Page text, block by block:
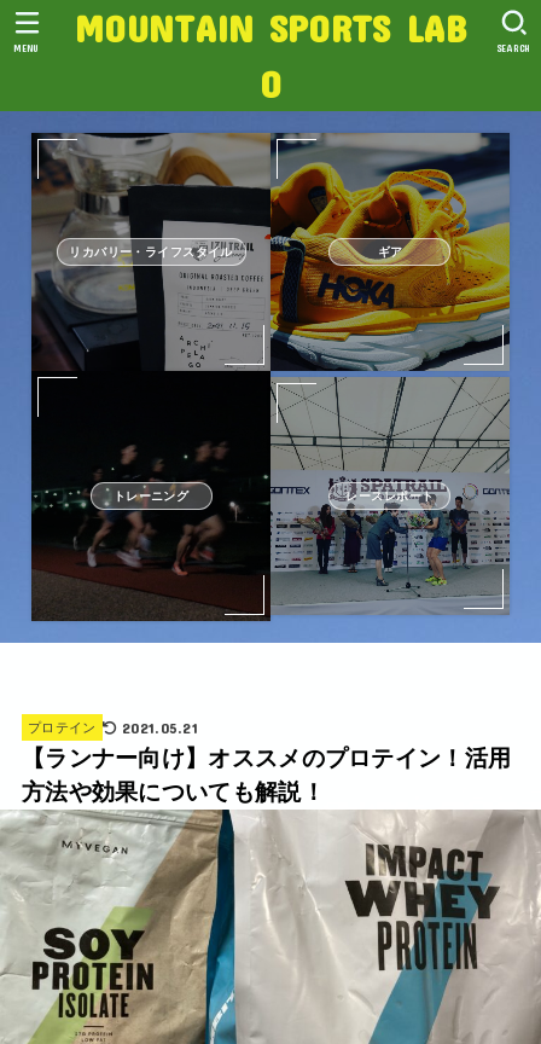
MOUNTAIN SPORTS LAB
O
SEARCH
MENU
リカバリー・ライフスタイル ギア
トレーニング レースレポート
プロテイン 2021.05.21
【ランナー向け】オススメのプロテイン！活用
方法や効果についても解説！